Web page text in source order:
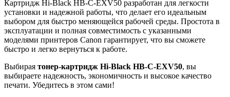
Картридж Hi-Black HB-C-EXV50 разработан для легкости
установки и надежной работы, что делает его идеальным
выбором для быстро меняющейся рабочей среды. Простота в
эксплуатации и полная совместимость с указанными
моделями принтеров Canon гарантирует, что вы сможете
быстро и легко вернуться к работе.
Выбирая тонер-картридж Hi-Black HB-C-EXV50, вы
выбираете надежность, экономичность и высокое качество
печати. Убедитесь в этом сами!